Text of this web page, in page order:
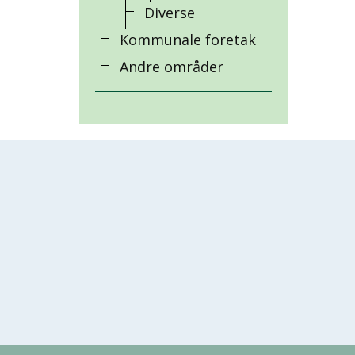
Diverse
Kommunale foretak
Andre områder